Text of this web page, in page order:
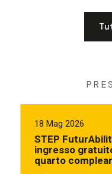
18 Mag 2026
STEP
ingresso
quarto